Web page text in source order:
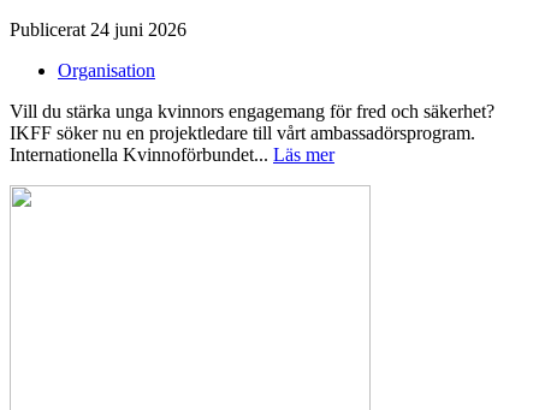
Publicerat 24 juni 2026
Organisation
Vill du stärka unga kvinnors engagemang för fred och säkerhet?
IKFF söker nu en projektledare till vårt ambassadörsprogram.
Internationella Kvinnoförbundet... Läs mer